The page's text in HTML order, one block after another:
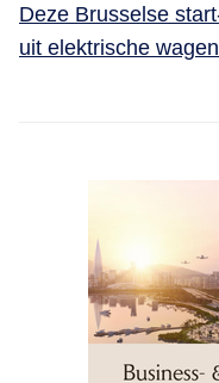
Deze Brusselse
uit elektrische